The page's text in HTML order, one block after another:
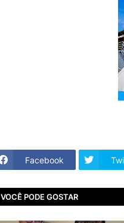
Facebook
VOCÊ PODE GOSTAR